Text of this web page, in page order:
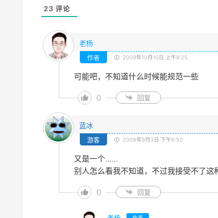
23 评论
老杨
作者 2009年10月10日 上午8:25
可能吧，不知道什么时候能规范一些
0 回复
蓝冰
游客 2009年9月3日 下午6:50
又是一个……
别人怎么看我不知道，不过我接受不了这
0 回复